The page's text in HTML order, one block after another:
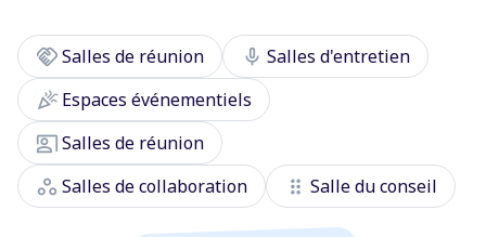
handshakeSalles de réunion mic Salles d'entretien
celebrationEspaces événementiels
co_presentSalles de réunion
workspaces Salles de collaboration drag_indicator Salle du conseil